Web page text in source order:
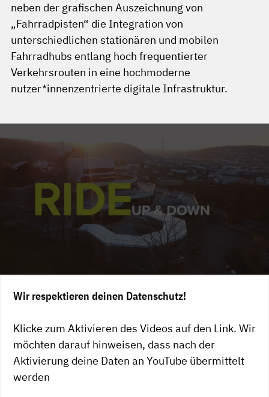
neben der grafischen Auszeichnung von
„Fahrradpisten“ die Integration von
unterschiedlichen stationären und mobilen
Fahrradhubs entlang hoch frequentierter
Verkehrsrouten in eine hochmoderne
nutzer*innenzentrierte digitale Infrastruktur.
Wir respektieren deinen Datenschutz!
Klicke zum Aktivieren des Videos auf den Link. Wir
möchten darauf hinweisen, dass nach der
Aktivierung deine Daten an YouTube übermittelt
werden